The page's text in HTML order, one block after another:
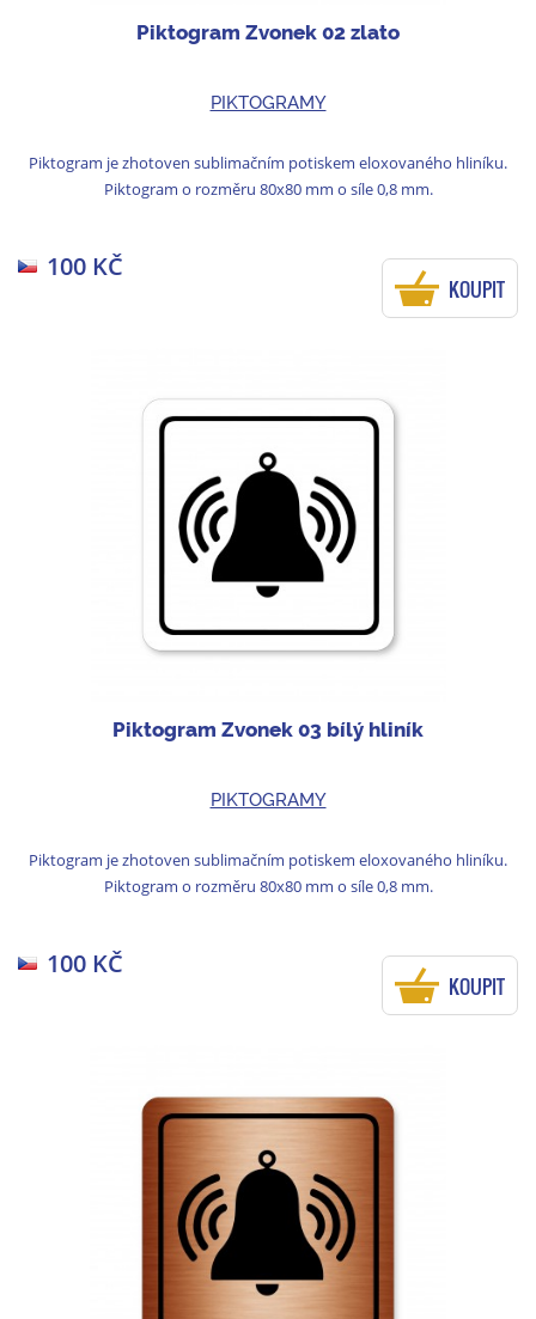
Piktogram Zvonek 02 zlato
PIKTOGRAMY
Piktogram je zhotoven sublimačním potiskem eloxovaného hliníku.
Piktogram o rozměru 80x80 mm o síle 0,8 mm.
100 KČ
KOUPIT
Piktogram Zvonek 03 bílý hliník
PIKTOGRAMY
Piktogram je zhotoven sublimačním potiskem eloxovaného hliníku.
Piktogram o rozměru 80x80 mm o síle 0,8 mm.
100 KČ
KOUPIT